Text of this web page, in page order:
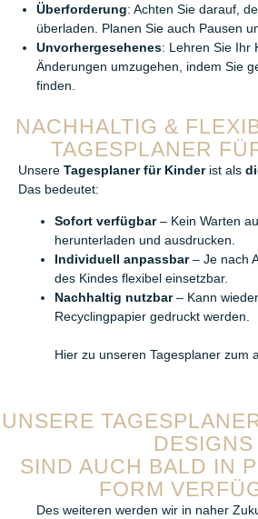
Überforderung: Achten Sie darauf,
überladen. Planen Sie auch Pausen
Unvorhergesehenes: Lehren Sie Ihr
Änderungen umzugehen, indem Sie
finden.
NACHHALTIG &
TAGESPLANER
Unsere Tagesplaner für Kinderist als
Das bedeutet:
Sofort verfügbar– Kein Warten
herunterladen und ausdrucken.
Individuell anpassbar– Je nach
des Kindes flexibel einsetzbar.
Nachhaltig nutzbar– Kann
Recyclingpapier gedruckt werden.
Hier zu unseren Tagesplaner zum
UNSERE
DESIGNS
SIND AUCH BALD IN
FORM
Des weiteren werden wir in naher